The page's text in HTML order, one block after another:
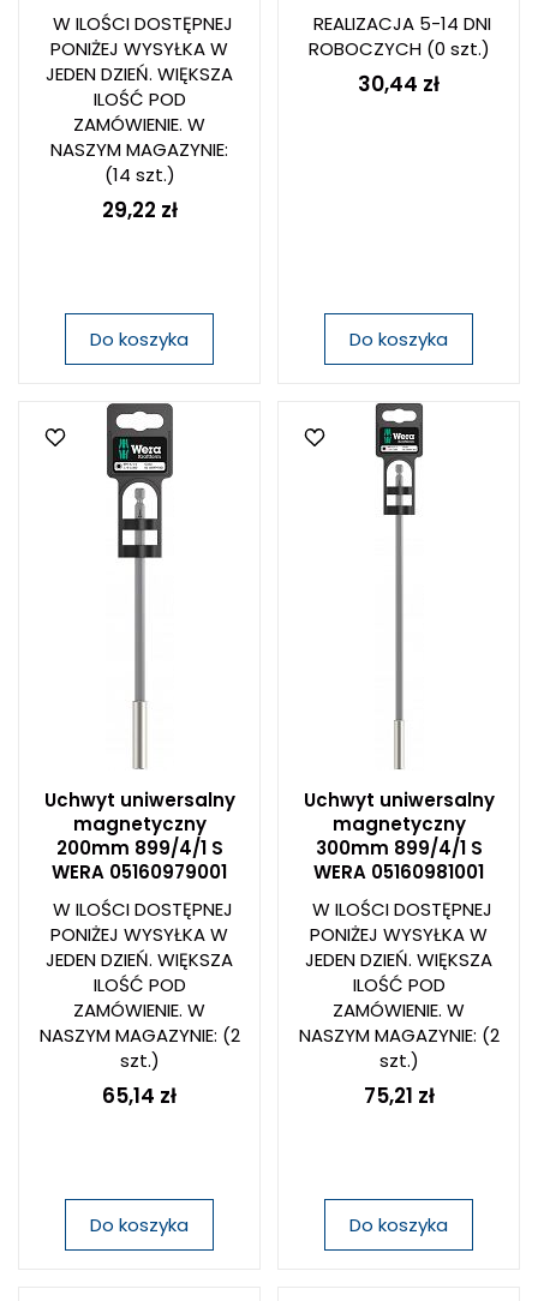
W ILOŚCI DOSTĘPNEJ
PONIŻEJ WYSYŁKA W
JEDEN DZIEŃ. WIĘKSZA
ILOŚĆ POD
ZAMÓWIENIE. W
NASZYM MAGAZYNIE:
(14 szt.)
29,22 zł
Do koszyka
REALIZACJA 5-14 DNI
ROBOCZYCH(0 szt.)
30,44 zł
Do koszyka
Uchwyt uniwersalny
magnetyczny
200mm 899/4/1 S
WERA 05160979001
W ILOŚCI DOSTĘPNEJ
PONIŻEJ WYSYŁKA W
JEDEN DZIEŃ. WIĘKSZA
ILOŚĆ POD
ZAMÓWIENIE. W
NASZYM MAGAZYNIE: (2
szt.)
65,14 zł
Do koszyka
Uchwyt uniwersalny
magnetyczny
300mm 899/4/1 S
WERA 05160981001
W ILOŚCI DOSTĘPNEJ
PONIŻEJ WYSYŁKA W
JEDEN DZIEŃ. WIĘKSZA
ILOŚĆ POD
ZAMÓWIENIE. W
NASZYM MAGAZYNIE: (2
szt.)
75,21 zł
Do koszyka